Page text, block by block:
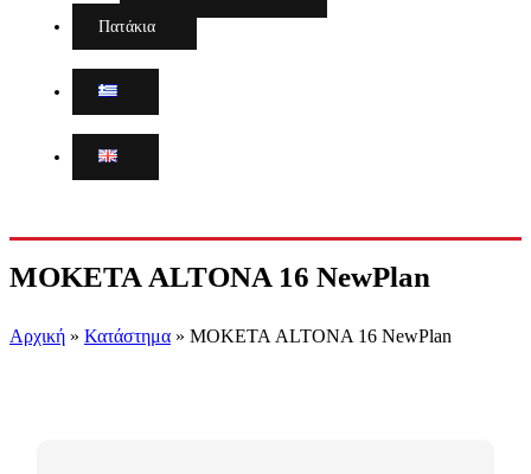
Πατάκια
ΜΟΚΕΤΑ ALTONA 16 NewPlan
Αρχική » Κατάστημα » ΜΟΚΕΤΑ ALTONA 16 NewPlan